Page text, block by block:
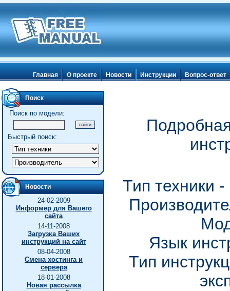
Главная О проекте Новости Инструкции Вопрос-ответ
Поиск
Поиск по модели:
Быстрый поиск:
Новости
24-02-2009
Информер для Вашего
сайта
14-11-2008
Загрузка Ваших
инструкций на сайт
08-04-2008
Смена хостинга и
сервера
18-01-2008
Новая рассылка
Тип техники
Язык
Тип